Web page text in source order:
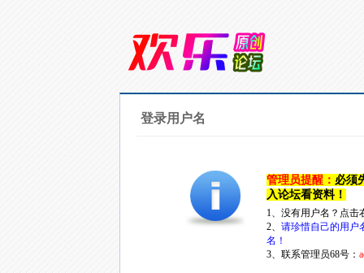
登录用户名
管理员提醒： 必须
入论坛看资料！
1、没有用户名？点
2、 请珍惜自己的用户
名！
3、联系管理员68号：